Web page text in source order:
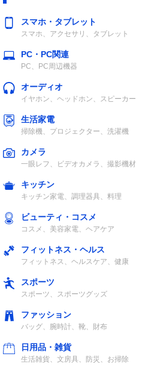
対応熱源
直火・オーブ
ン・レンジ・ラ
スマホ・タブレット
スマホ、アクセサリ、タブレット
PC・PC関連
PC、PC周辺機器
オーディオ
イヤホン、ヘッドホン、スピーカー
生活家電
掃除機、プロジェクター、洗濯機
カメラ
一眼レフ、ビデオカメラ、撮影機材
キッチン
キッチン家電、調理器具、料理
ビューティ・コスメ
コスメ、美容家電、ヘアケア
フィットネス・ヘルス
フィットネス、ヘルスケア、健康
スポーツ
スポーツ、スポーツグッズ
ファッション
バッグ、腕時計、靴、財布
日用品・雑貨
生活雑貨、文房具、防災、お掃除